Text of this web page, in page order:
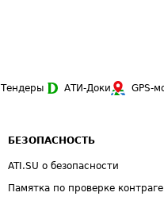
Тендеры АТИ-Доки GPS-
БЕЗОПАСНОСТЬ
ATI.SU о безопасности
Памятка по проверке